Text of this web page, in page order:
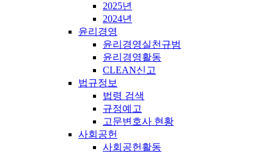
2025년
2024년
윤리경영
윤리경영실천규범
윤리경영활동
CLEAN신고
법규정보
법령 검색
규정예고
고문변호사 현황
사회공헌
사회공헌활동